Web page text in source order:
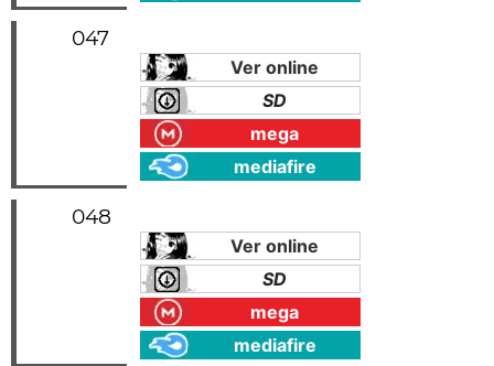
047
Ver online
SD
mega
mediafire
048
Ver online
SD
mega
mediafire